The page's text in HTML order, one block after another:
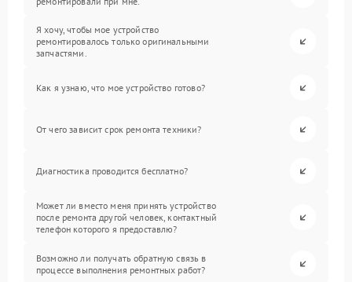
Я хочу, чтобы мое устройство
ремонтировалось только оригинальными
запчастями.
Как я узнаю, что мое устройство готово?
От чего зависит срок ремонта техники?
Диагностика проводится бесплатно?
Может ли вместо меня принять устройство
после ремонта другой человек, контактный
телефон которого я предоставлю?
Возможно ли получать обратную связь в
процессе выполнения ремонтных работ?